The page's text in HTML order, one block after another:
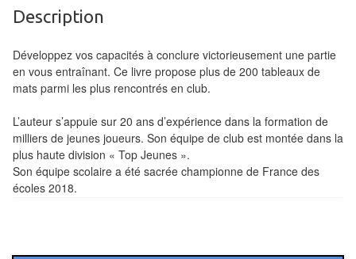
Collectionner
Les
Classiques
Pour
les
enfants
Description
Développez vos capacités à conclure victorieusement une partie
en vous entraînant. Ce livre propose plus de 200 tableaux de
mats parmi les plus rencontrés en club.
L’auteur s’appuie sur 20 ans d’expérience dans la formation de
milliers de jeunes joueurs. Son équipe de club est montée dans la
plus haute division « Top Jeunes ».
Son équipe scolaire a été sacrée championne de France des
écoles 2018.